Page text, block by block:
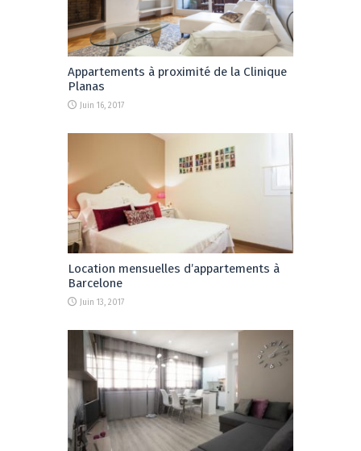
Appartements à proximité de la Clinique
Planas
Juin 16, 2017
Location mensuelles d’appartements à
Barcelone
Juin 13, 2017